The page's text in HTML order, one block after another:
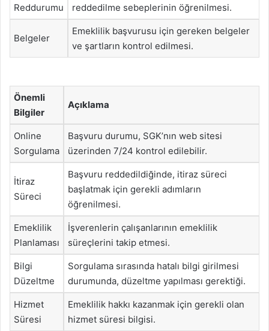
Reddurumu
reddedilme sebeplerinin öğrenilmesi.
Belgeler
Emeklilik başvurusu için gereken belgeler
ve şartların kontrol edilmesi.
Önemli
Bilgiler
Açıklama
Online
Sorgulama
Başvuru durumu, SGK’nın web sitesi
üzerinden 7/24 kontrol edilebilir.
İtiraz
Süreci
Başvuru reddedildiğinde, itiraz süreci
başlatmak için gerekli adımların
öğrenilmesi.
Emeklilik
Planlaması
İşverenlerin çalışanlarının emeklilik
süreçlerini takip etmesi.
Bilgi
Düzeltme
Sorgulama sırasında hatalı bilgi girilmesi
durumunda, düzeltme yapılması gerektiği.
Hizmet
Süresi
Emeklilik hakkı kazanmak için gerekli olan
hizmet süresi bilgisi.